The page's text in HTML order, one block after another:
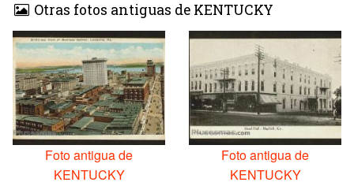
Otras fotos antiguas de KENTUCKY
Foto antigua de
KENTUCKY
Foto antigua de
KENTUCKY